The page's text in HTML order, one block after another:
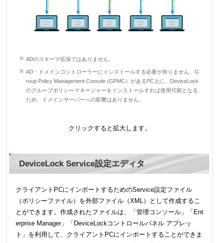
ADのスキーマ拡張ではありません。
AD・ドメインコントローラーにインストールする必要が有りません。G
roup Policy Management Console (GPMC）があるPC上に、DeviceLock
のグループポリシーマネージャーをインストールすれば使用可能となる
ため、ドメインサーバーへの影響はありません。
クリックすると拡大します。
DeviceLock Service設定エディタ
クライアントPCにインポートするためのService設定ファイル
（ポリシーファイル）を外部ファイル（XML）として作成するこ
とができます。作成されたファイルは、「管理コンソール」「Ent
erprise Manager」「DeviceLockコントロールパネル アプレッ
ト」を利用して、クライアントPCにインポートすることができま